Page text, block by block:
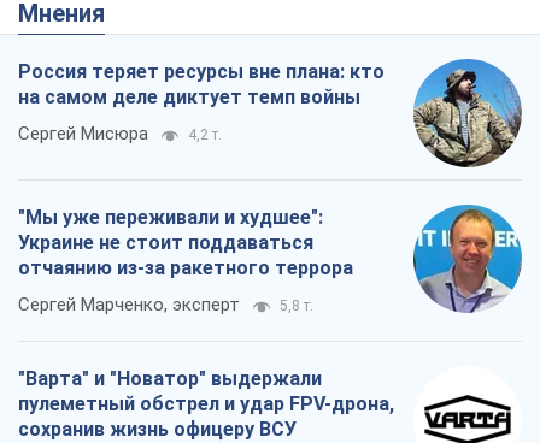
Мнения
Россия теряет ресурсы вне плана: кто
на самом деле диктует темп войны
Сергей Мисюра 4,2 т.
"Мы уже переживали и худшее":
Украине не стоит поддаваться
отчаянию из-за ракетного террора
Сергей Марченко, эксперт 5,8 т.
"Варта" и "Новатор" выдержали
пулеметный обстрел и удар FPV-дрона,
сохранив жизнь офицеру ВСУ